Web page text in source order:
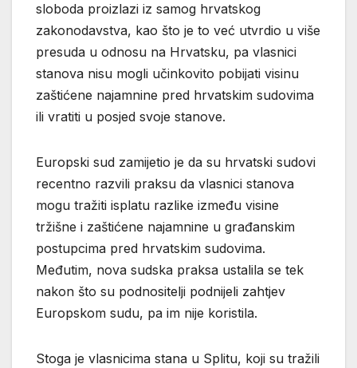
sloboda proizlazi iz samog hrvatskog
zakonodavstva, kao što je to već utvrdio u više
presuda u odnosu na Hrvatsku, pa vlasnici
stanova nisu mogli učinkovito pobijati visinu
zaštićene najamnine pred hrvatskim sudovima
ili vratiti u posjed svoje stanove.
Europski sud zamijetio je da su hrvatski sudovi
recentno razvili praksu da vlasnici stanova
mogu tražiti isplatu razlike između visine
tržišne i zaštićene najamnine u građanskim
postupcima pred hrvatskim sudovima.
Međutim, nova sudska praksa ustalila se tek
nakon što su podnositelji podnijeli zahtjev
Europskom sudu, pa im nije koristila.
Stoga je vlasnicima stana u Splitu, koji su tražili